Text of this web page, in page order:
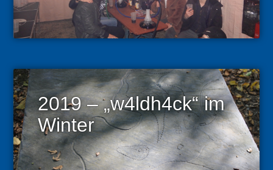
Klausuren
Protokolle
Ausleihe
2019 – „w4ldh4ck“ im
Winter